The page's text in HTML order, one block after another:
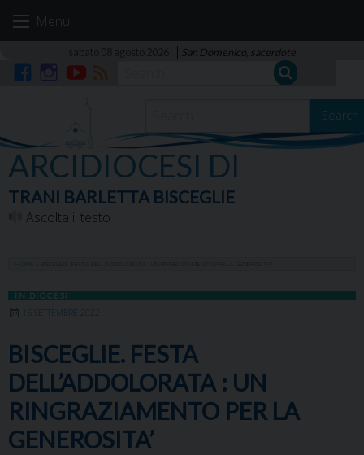
Menu
San Domenico, sacerdote
Search
ARCIDIOCESI DI
TRANI BARLETTA BISCEGLIE
Ascolta il testo
IN DIOCESI
15 SETTEMBRE 2022
BISCEGLIE. FESTA
DELL’ADDOLORATA : UN
RINGRAZIAMENTO PER LA
GENEROSITA’